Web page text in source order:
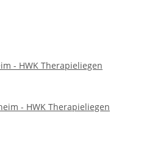
- HWK Therapieliegen